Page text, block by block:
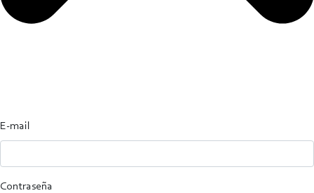
E-mail
Contraseña